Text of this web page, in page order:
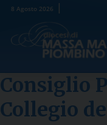
Skip
content
8 Agosto 2026
Consiglio
Collegio